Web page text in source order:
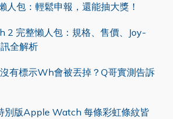
人包：輕鬆申報，還能抽大獎！
2 完整懶人包：規格、售價、Joy-
全解析
有標示Wh會被丟掉？Q哥實測告訴
別版Apple Watch 每條彩虹條紋皆